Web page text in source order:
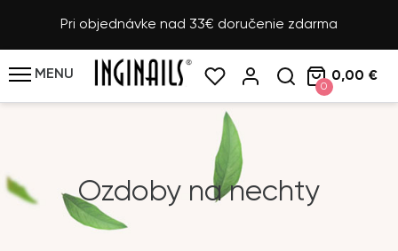
Pri objednávke nad 33€ doručenie zdarma
MENU
0
0,00 €
Ozdoby na nechty